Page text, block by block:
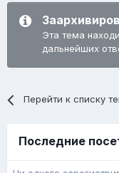
Эта тема
дальнейших
Перейти к списку
Последние